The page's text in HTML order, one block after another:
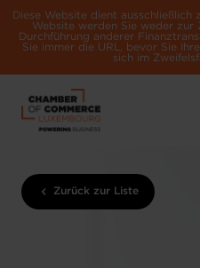
Diese Website dient
Website werden Sie weder zur
Durchführung anderer
Sie immer die URL, bevor Sie
sich im
Zurück zur Liste